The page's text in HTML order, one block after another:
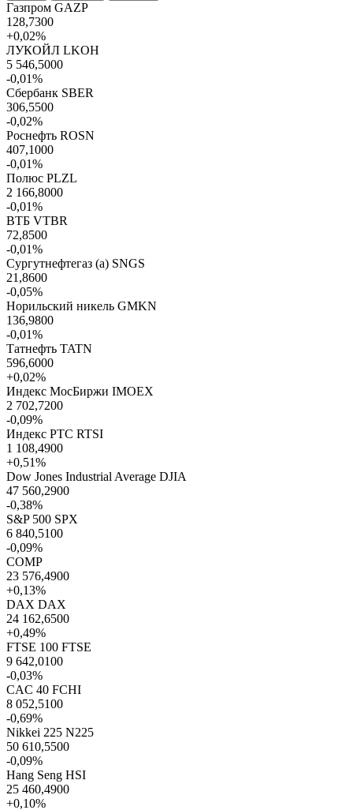
Газпром GAZP
128,7300
+0,02%
ЛУКОЙЛ LKOH
5 546,5000
-0,01%
Сбербанк SBER
306,5500
-0,02%
Роснефть ROSN
407,1000
-0,01%
Полюс PLZL
2 166,8000
-0,01%
ВТБ VTBR
72,8500
-0,01%
Сургутнефтегаз (а) SNGS
21,8600
-0,05%
Норильский никель GMKN
136,9800
-0,01%
Татнефть TATN
596,6000
+0,02%
Индекс МосБиржи IMOEX
2 702,7200
-0,09%
Индекс РТС RTSI
1 108,4900
+0,51%
Dow Jones Industrial Average DJIA
47 560,2900
-0,38%
S&P 500 SPX
6 840,5100
-0,09%
COMP
23 576,4900
+0,13%
DAX DAX
24 162,6500
+0,49%
FTSE 100 FTSE
9 642,0100
-0,03%
CAC 40 FCHI
8 052,5100
-0,69%
Nikkei 225 N225
50 610,5500
-0,09%
Hang Seng HSI
25 460,4900
+0,10%